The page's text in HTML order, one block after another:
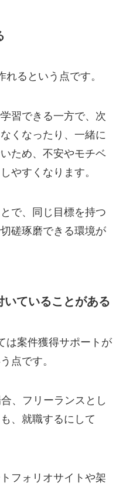
るという点です。
習できる一方で、次
くなったり、一緒に
ため、不安やモチベ
やすくなります。
で、同じ目標を持つ
磋琢磨できる環境が
ていることがある
は案件獲得サポートが
点です。
、フリーランスとし
、就職するにして
フォリオサイトや架